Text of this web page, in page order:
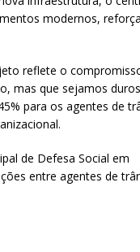
modernos,
reflete o
mas que sejamos
para os agentes de
de Defesa Social em
entre agentes de